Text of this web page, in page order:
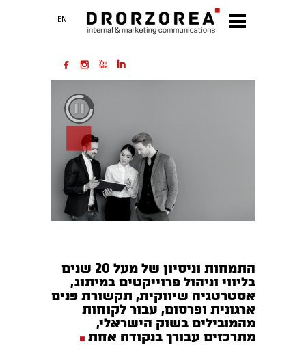
EN
   
התמחות וניסיון של מעל 20 שנים
בליווי וניהול פרוייקטים במיתוג,
אסטרטגיה שיווקית, תקשורת פנים
ארגונית ופרסום, עבור לקוחות
מהמובילים בשוק הישראלי,
מתרכזים עבורך בנקודה אחת